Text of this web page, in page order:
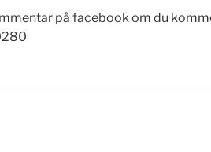
på facebook om du